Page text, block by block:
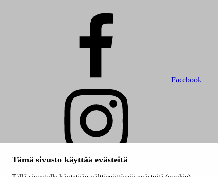
Tämä sivusto käyttää evästeitä
Facebook